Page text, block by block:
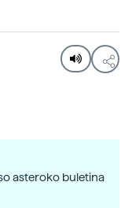
asteroko buletina